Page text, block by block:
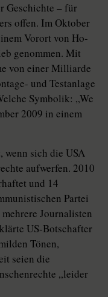
Geschichte – für
offen. Im Oktober
Vorort von Ho-
genommen. Mit
von einer Milliarde
und Testanlage
Symbolik: „We
2009 in einem
sich die USA
aufwerfen. 2010
und 14
Partei
Journalisten
US-Botschafter
Tönen,
seien die
„leider